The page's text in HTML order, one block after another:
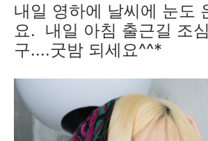
내일 영하에 날씨에 눈도
요. 내일 아침 출근길 조
구....굿밤 되세요^^*